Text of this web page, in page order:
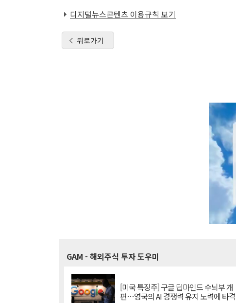
디지털뉴스콘텐츠 이용규칙 보기
뒤로가기
GAM - 해외주식 투자 도우미
[미국 특징주] 구글 딥마인드 수뇌부 개
편…영국의 AI 경쟁력 유지 노력에 타격